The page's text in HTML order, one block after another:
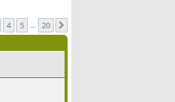
4 5 20